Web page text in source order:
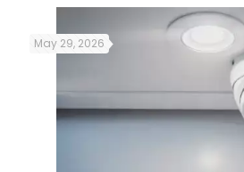
May 29, 2026